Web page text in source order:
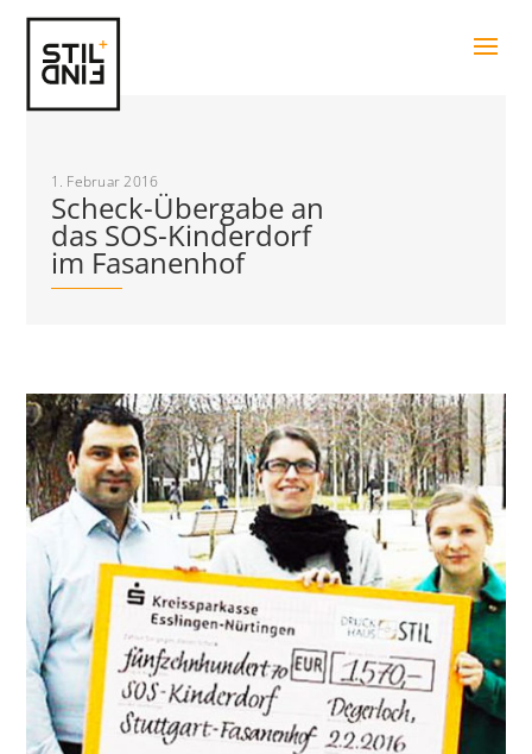
1. Februar 2016
Scheck-Übergabe an
das SOS-Kinderdorf
im Fasanenhof